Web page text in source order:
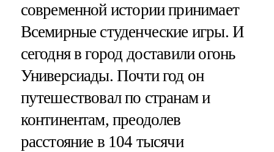
современной истории принимает
Всемирные студенческие игры. И
сегодня в город доставили огонь
Универсиады. Почти год он
путешествовал по странам и
континентам, преодолев
расстояние в 104 тысячи